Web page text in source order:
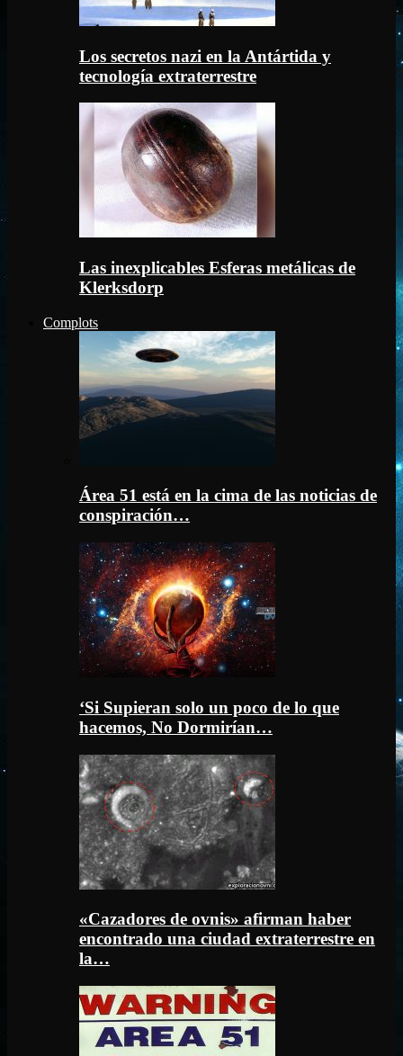
Los secretos nazi en la Antártida y
tecnología extraterrestre
Las inexplicables Esferas metálicas de
Klerksdorp
Complots
Área 51 está en la cima de las noticias de
conspiración…
‘Si Supieran solo un poco de lo que
hacemos, No Dormirían…
«Cazadores de ovnis» afirman haber
encontrado una ciudad extraterrestre en
la…